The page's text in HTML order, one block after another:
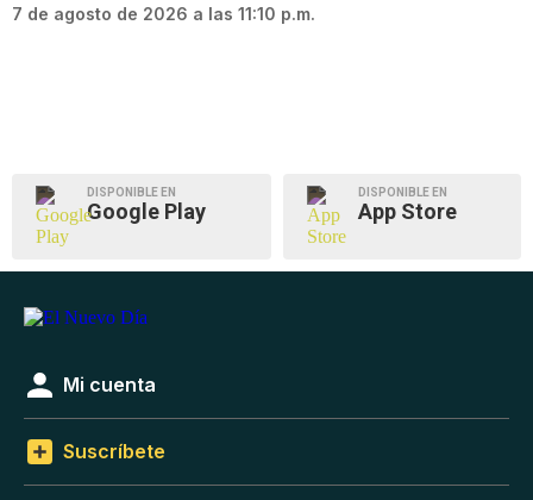
7 de agosto de 2026 a las 11:10 p.m.
DISPONIBLE EN
Google Play
DISPONIBLE EN
App Store
Mi cuenta
Suscríbete